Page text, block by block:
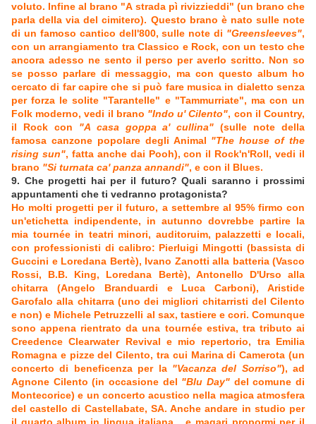
voluto. Infine al brano "A strada pì rivizzieddi" (un brano che
parla della via del cimitero). Questo brano è nato sulle note
di un famoso cantico dell'800, sulle note di "Greensleeves",
con un arrangiamento tra Classico e Rock, con un testo che
ancora adesso ne sento il perso per averlo scritto. Non so
se posso parlare di messaggio, ma con questo album ho
cercato di far capire che si può fare musica in dialetto senza
per forza le solite "Tarantelle" e "Tammurriate", ma con un
Folk moderno, vedi il brano "Indo u' Cilento", con il Country,
il Rock con "A casa goppa a' cullina" (sulle note della
famosa canzone popolare degli Animal "The house of the
rising sun", fatta anche dai Pooh), con il Rock'n'Roll, vedi il
brano "Si turnata ca' panza annandi", e con il Blues.
9. Che progetti hai per il futuro? Quali saranno i prossimi
appuntamenti che ti vedranno protagonista?
Ho molti progetti per il futuro, a settembre al 95% firmo con
un'etichetta indipendente, in autunno dovrebbe partire la
mia tournée in teatri minori, auditoruim, palazzetti e locali,
con professionisti di calibro: Pierluigi Mingotti (bassista di
Guccini e Loredana Bertè), Ivano Zanotti alla batteria (Vasco
Rossi, B.B. King, Loredana Bertè), Antonello D'Urso alla
chitarra (Angelo Branduardi e Luca Carboni), Aristide
Garofalo alla chitarra (uno dei migliori chitarristi del Cilento
e non) e Michele Petruzzelli al sax, tastiere e cori. Comunque
sono appena rientrato da una tournée estiva, tra tributo ai
Creedence Clearwater Revival e mio repertorio, tra Emilia
Romagna e pizze del Cilento, tra cui Marina di Camerota (un
concerto di beneficenza per la "Vacanza del Sorriso"), ad
Agnone Cilento (in occasione del "Blu Day" del comune di
Montecorice) e un concerto acustico nella magica atmosfera
del castello di Castellabate, SA. Anche andare in studio per